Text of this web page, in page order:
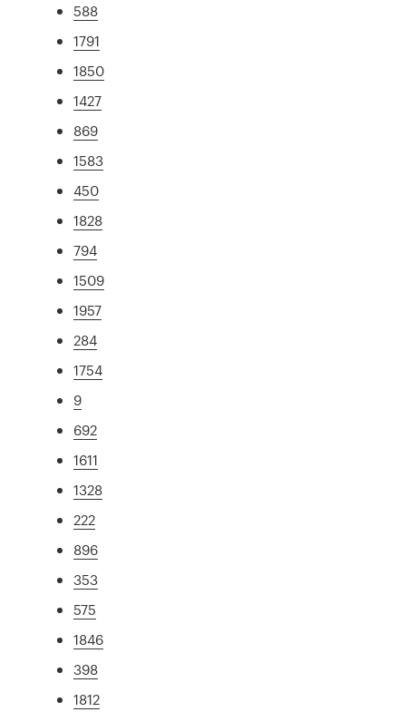
588
1791
1850
1427
869
1583
450
1828
794
1509
1957
284
1754
9
692
1611
1328
222
896
353
575
1846
398
1812